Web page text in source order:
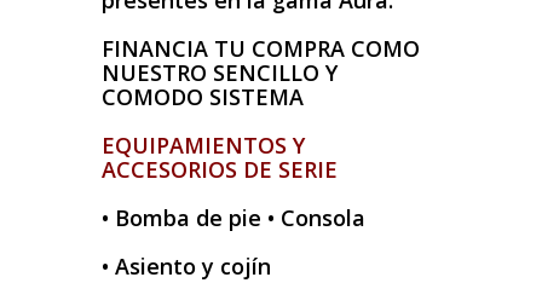
FINANCIA TU COMPRA COMO
NUESTRO SENCILLO Y
COMODO SISTEMA
EQUIPAMIENTOS Y
ACCESORIOS DE SERIE
• Bomba de pie • Consola
• Asiento y cojín